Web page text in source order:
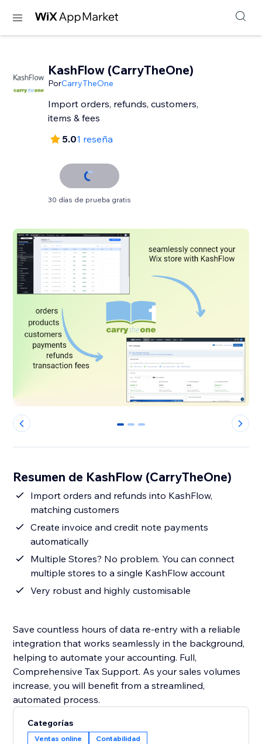
KashFlow (CarryTheOne)
PorCarryTheOne
Import orders, refunds, customers,
items & fees
5.01 reseña
30 días de prueba gratis
0 1 2
Resumen de KashFlow (CarryTheOne)
Import orders and refunds into KashFlow,
matching customers
Create invoice and credit note payments
automatically
Multiple Stores? No problem. You can connect
multiple stores to a single KashFlow account
Very robust and highly customisable
Save countless hours of data re-entry with a reliable
integration that works seamlessly in the background,
helping to automate your accounting. Full,
Comprehensive Tax Support. As your sales volumes
increase, you will benefit from a streamlined,
automated process.
Categorías
Ventas online Contabilidad